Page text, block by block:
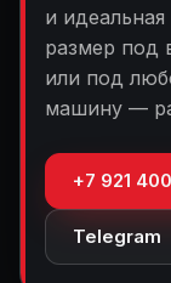
и
размер под
или под
машину —
+7 921
Telegram